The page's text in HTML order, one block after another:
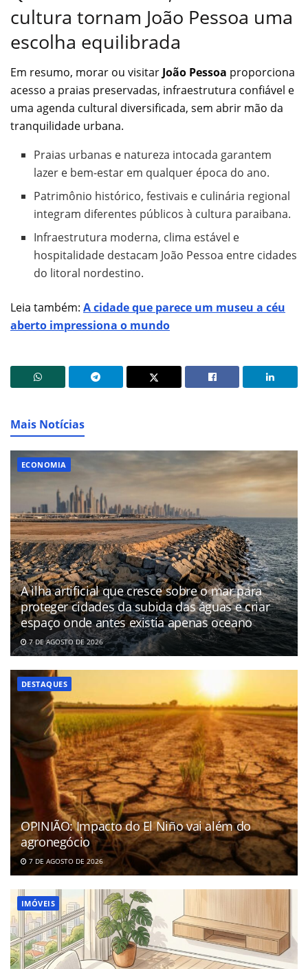
cultura tornam João Pessoa uma
escolha equilibrada
Em resumo, morar ou visitar João Pessoa proporciona
acesso a praias preservadas, infraestrutura confiável e
uma agenda cultural diversificada, sem abrir mão da
tranquilidade urbana.
Praias urbanas e natureza intocada garantem
lazer e bem-estar em qualquer época do ano.
Patrimônio histórico, festivais e culinária regional
integram diferentes públicos à cultura paraibana.
Infraestrutura moderna, clima estável e
hospitalidade destacam João Pessoa entre cidades
do litoral nordestino.
Leia também: A cidade que parece um museu a céu
aberto impressiona o mundo
Mais Notícias
ECONOMIA
A ilha artificial que cresce sobre o mar para
proteger cidades da subida das águas e criar
espaço onde antes existia apenas oceano
7 DE AGOSTO DE 2026
DESTAQUES
OPINIÃO: Impacto do El Niño vai além do
agronegócio
7 DE AGOSTO DE 2026
IMÓVEIS